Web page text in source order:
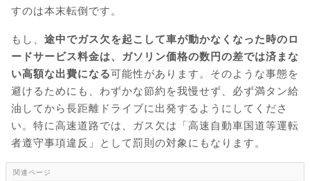
すのは本末転倒です。
もし、 途中でガス欠を起こして車が動かなくなった時のロ
ードサービス料金は、ガソリン価格の数円の差では済まな
い高額な出費になる可能性があります。そのような事態を
避けるためにも、わずかな節約を我慢せず、必ず満タン給
油してから長距離ドライブに出発するようにしてくださ
い。特に高速道路では、ガス欠は「高速自動車国道等運転
者遵守事項違反」として罰則の対象にもなります。